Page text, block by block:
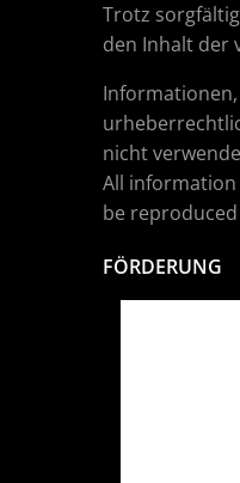
Trotz
den Inhalt der
nicht
All information
be
FÖRDERUNG